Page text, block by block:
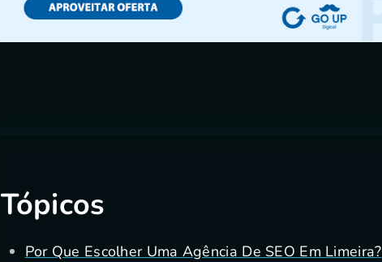
Tópicos
Por Que Escolher Uma Agência De SEO Em Limeira?